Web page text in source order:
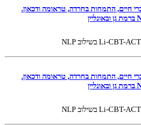
חיים, התמחות בחרדה, טראומה ודכאון.
חיים, התמחות בחרדה, טראומה ודכאון.